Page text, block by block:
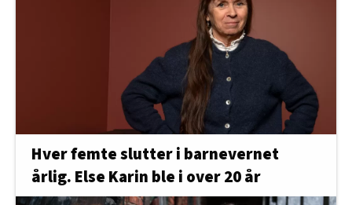
Hver femte slutter i barnevernet
årlig. Else Karin ble i over 20 år